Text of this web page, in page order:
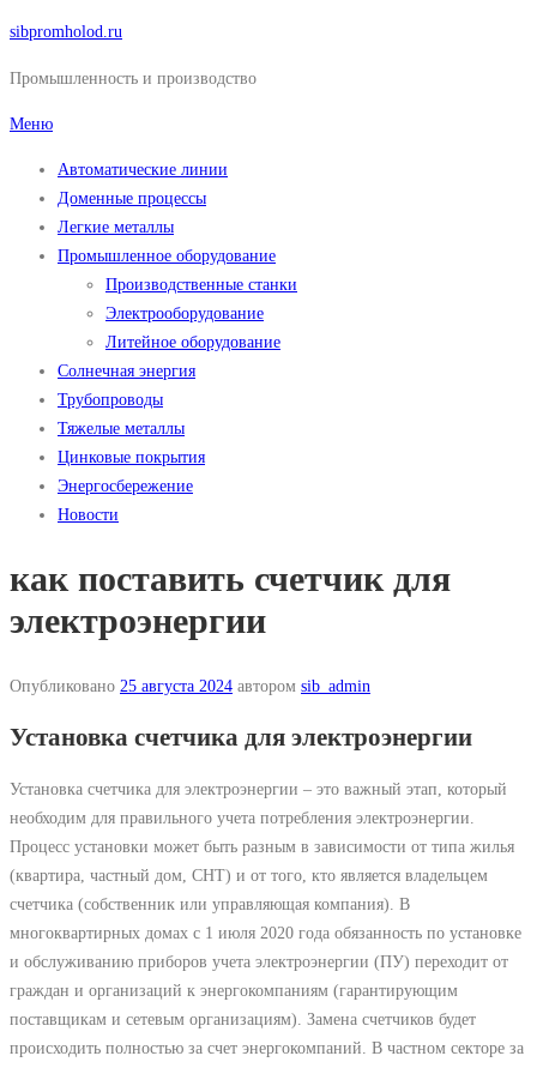
Перейти
содержимому
sibpromholod.ru
Промышленность и производство
Меню
Автоматические линии
Доменные процессы
Легкие металлы
Промышленное оборудование
Производственные станки
Электрооборудование
Литейное оборудование
Солнечная энергия
Трубопроводы
Тяжелые металлы
Цинковые покрытия
Энергосбережение
Новости
как поставить счетчик для
электроэнергии
Опубликовано 25 августа 2024 автором sib_admin
Установка счетчика для электроэнергии
Установка счетчика для электроэнергии – это важный этап, который
необходим для правильного учета потребления электроэнергии.
Процесс установки может быть разным в зависимости от типа жилья
(квартира, частный дом, СНТ) и от того, кто является владельцем
счетчика (собственник или управляющая компания). В
многоквартирных домах с 1 июля 2020 года обязанность по установке
и обслуживанию приборов учета электроэнергии (ПУ) переходит от
граждан и организаций к энергокомпаниям (гарантирующим
поставщикам и сетевым организациям). Замена счетчиков будет
происходить полностью за счет энергокомпаний. В частном секторе за